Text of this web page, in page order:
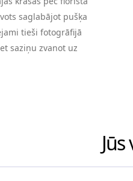
saglabājot pušķa
tieši fotogrāfijā
saziņu zvanot uz